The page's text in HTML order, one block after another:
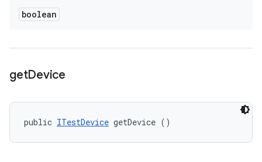
boolean
getDevice
public ITestDevice getDevice ()